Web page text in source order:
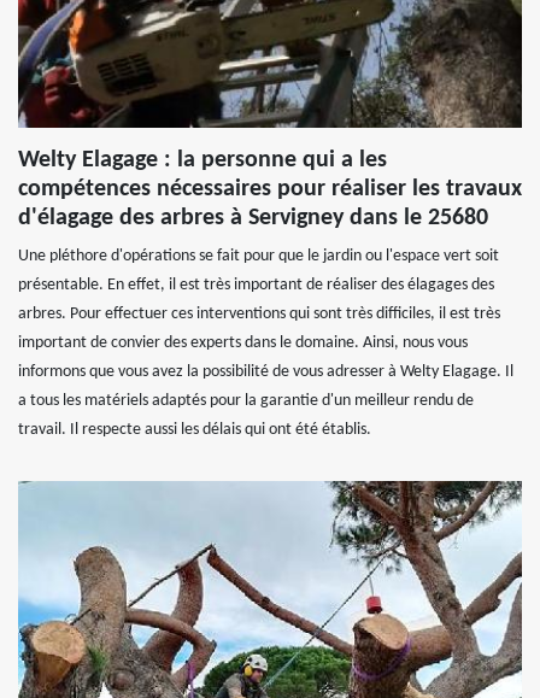
Welty Elagage : la personne qui a les
compétences nécessaires pour réaliser les travaux
d'élagage des arbres à Servigney dans le 25680
Une pléthore d'opérations se fait pour que le jardin ou l'espace vert soit
présentable. En effet, il est très important de réaliser des élagages des
arbres. Pour effectuer ces interventions qui sont très difficiles, il est très
important de convier des experts dans le domaine. Ainsi, nous vous
informons que vous avez la possibilité de vous adresser à Welty Elagage. Il
a tous les matériels adaptés pour la garantie d'un meilleur rendu de
travail. Il respecte aussi les délais qui ont été établis.